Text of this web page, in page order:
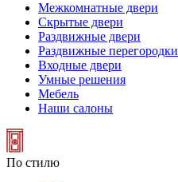
Межкомнатные двери
Скрытые двери
Раздвижные двери
Раздвижные перегородки
Входные двери
Умные решения
Мебель
Наши салоны
По стилю